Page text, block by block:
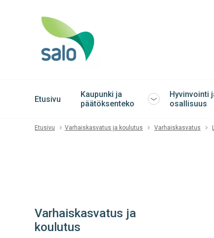
Etusivu
Kaupunki ja
päätöksenteko
Avaa
sulje
Hyvinvointi
osallisuus
Etusivu Varhaiskasvatus ja koulutus Varhaiskasvatus
Varhaiskasvatus ja
koulutus